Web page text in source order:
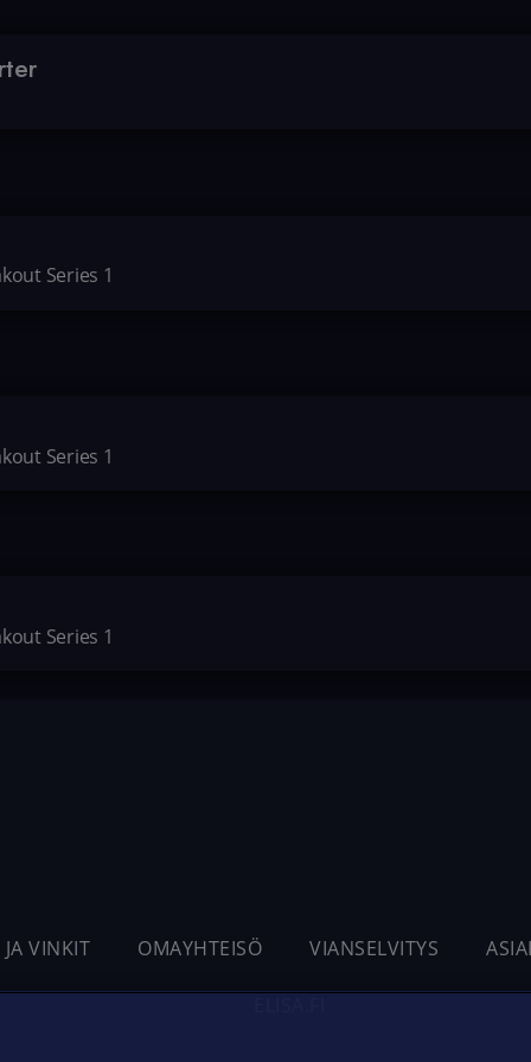
Series 1
Series 1
Series 1
JA VINKIT OMAYHTEISÖ VIANSELVITYS